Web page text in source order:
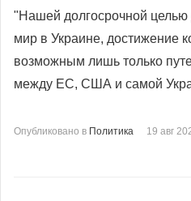
"Нашей долгосрочной
мир в Украине, достижение
возможным лишь только
между ЕС, США и самой
Опубликовано в Политика 19 авг